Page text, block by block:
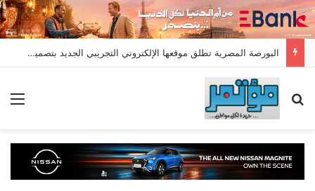
البورصة المصرية تطلق موقعها الإلكتروني التجريبي الجديد بتصميم عصري ومؤشرات لحظية وأقسام متطورة
بحث عن